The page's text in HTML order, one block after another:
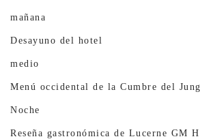
mañana
Desayuno del hotel
medio
Menú occidental de la Cumbre del
Noche
Reseña gastronómica de Lucerne GM